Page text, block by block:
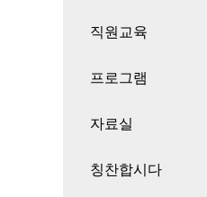
직원교육
프로그램
자료실
칭찬합시다